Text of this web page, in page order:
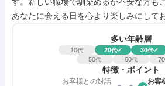
あなたに会える日を心より楽しみにして
多い年齢層
10代 20代 30代
50代 60代 70
特徴・ポイント
お客様との対話
お客